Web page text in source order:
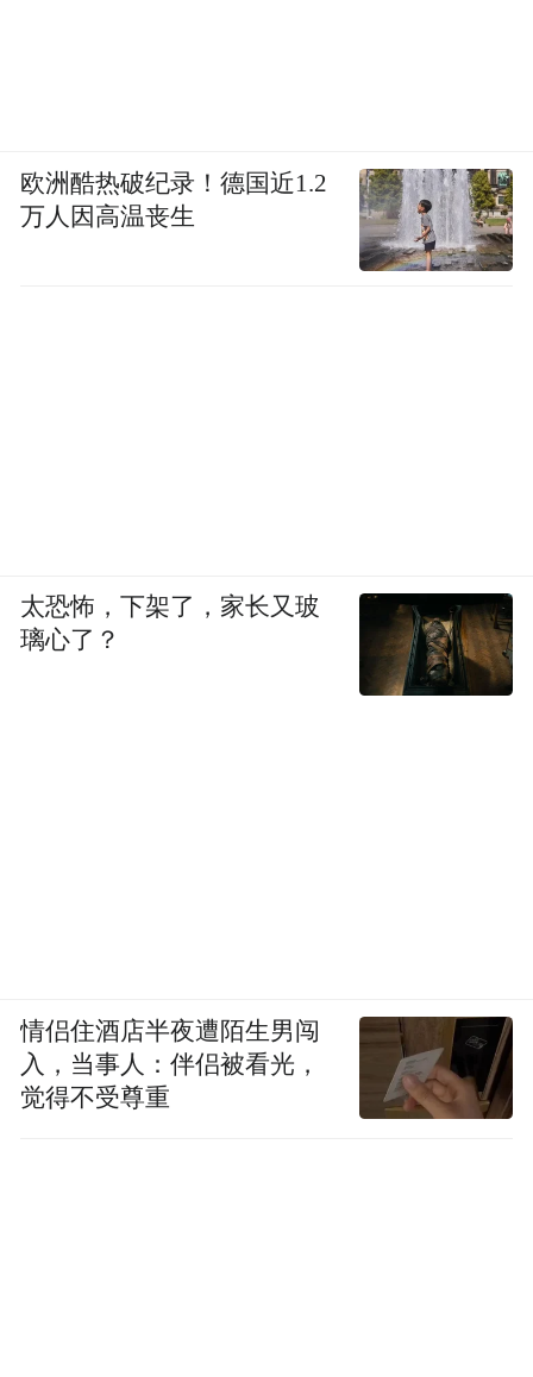
欧洲酷热破纪录！德国近1.2
万人因高温丧生
太恐怖，下架了，家长又玻
璃心了？
情侣住酒店半夜遭陌生男闯
入，当事人：伴侣被看光，
觉得不受尊重